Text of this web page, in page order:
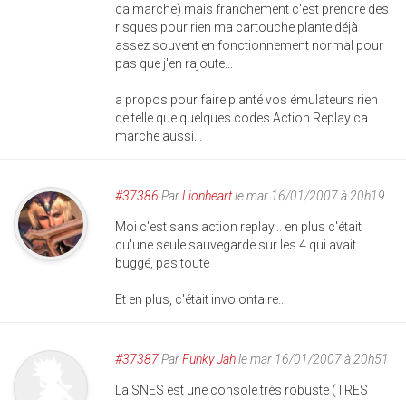
ca marche) mais franchement c'est prendre des
risques pour rien ma cartouche plante déjà
assez souvent en fonctionnement normal pour
pas que j'en rajoute...
a propos pour faire planté vos émulateurs rien
de telle que quelques codes Action Replay ca
marche aussi...
#37386 ParLionheartle mar 16/01/2007 à 20h19
Moi c'est sans action replay... en plus c'était
qu'une seule sauvegarde sur les 4 qui avait
buggé, pas toute
Et en plus, c'était involontaire...
#37387ParFunky Jahle mar 16/01/2007 à 20h51
La SNES est une console très robuste (TRES